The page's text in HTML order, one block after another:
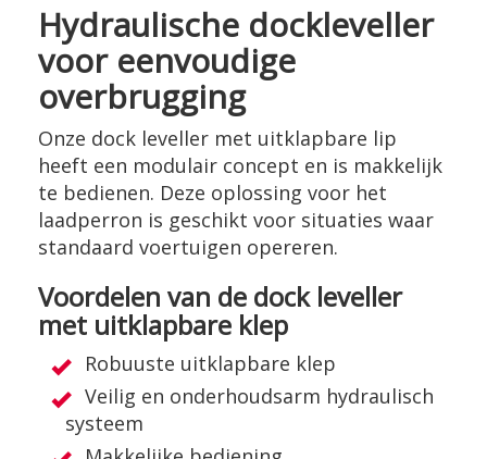
Hydraulische dockleveller
voor eenvoudige
overbrugging
Onze dock leveller met uitklapbare lip
heeft een modulair concept en is makkelijk
te bedienen. Deze oplossing voor het
laadperron is geschikt voor situaties waar
standaard voertuigen opereren.
Voordelen van de dock leveller
met uitklapbare klep
Robuuste uitklapbare klep
Veilig en onderhoudsarm hydraulisch
systeem